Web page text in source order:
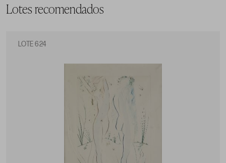
Lotes recomendados
LOTE 624